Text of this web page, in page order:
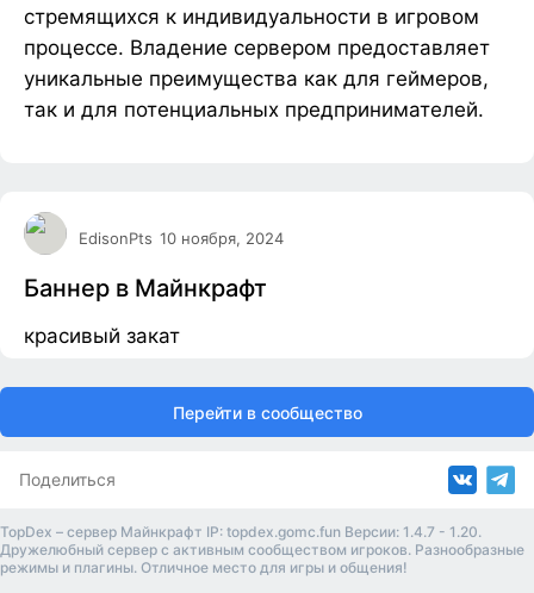
стремящихся к индивидуальности в игровом
процессе. Владение сервером предоставляет
уникальные преимущества как для геймеров,
так и для потенциальных предпринимателей.
EdisonPts 10 ноября, 2024
Баннер в Майнкрафт
красивый закат
Перейти в сообщество
Поделиться
TopDex – сервер Майнкрафт IP: topdex.gomc.fun Версии: 1.4.7 - 1.20.
Дружелюбный сервер с активным сообществом игроков. Разнообразные
режимы и плагины. Отличное место для игры и общения!